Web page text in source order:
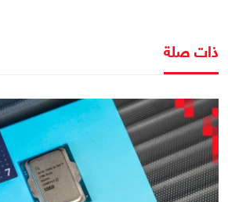
ذات صلة